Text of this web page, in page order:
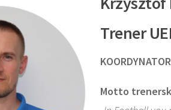
Trener
Motto